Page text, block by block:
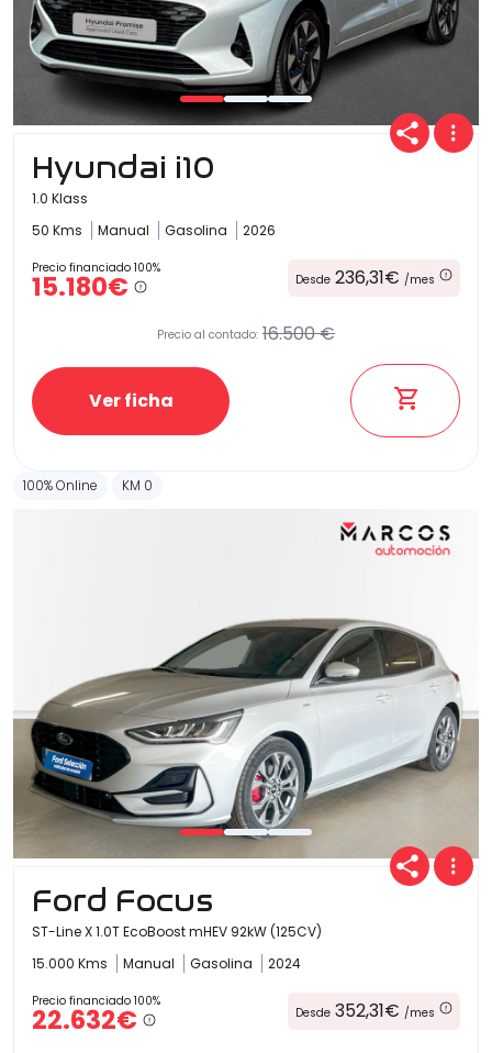
Hyundai i10
1.0 Klass
50 Kms
Manual Gasolina 2026
Precio financiado 100%
15.180€ Desde 236,31€ /mes
Precio al contado: 16.500 €
Ver ficha
100% Online KM 0
Ford Focus
ST-Line X 1.0T EcoBoost mHEV 92kW (125CV)
15.000 Kms
Manual Gasolina 2024
Precio financiado 100%
22.632€ Desde 352,31€ /mes